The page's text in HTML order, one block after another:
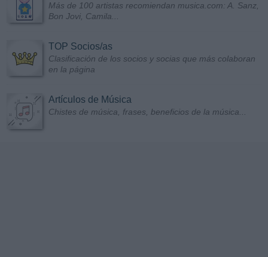
Más de 100 artistas recomiendan musica.com: A. Sanz,
Bon Jovi, Camila...
TOP Socios/as
Clasificación de los socios y socias que más colaboran
en la página
Artículos de Música
Chistes de música, frases, beneficios de la música...